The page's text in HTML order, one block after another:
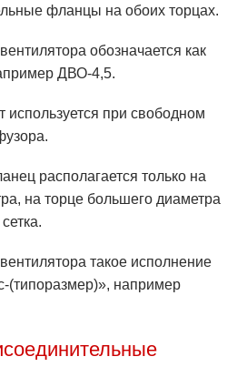
фланцы на обоих торцах.
обозначается как
ДВО-4,5.
при свободном
располагается только на
на торце большего диаметра
такое исполнение
(типоразмер)», например